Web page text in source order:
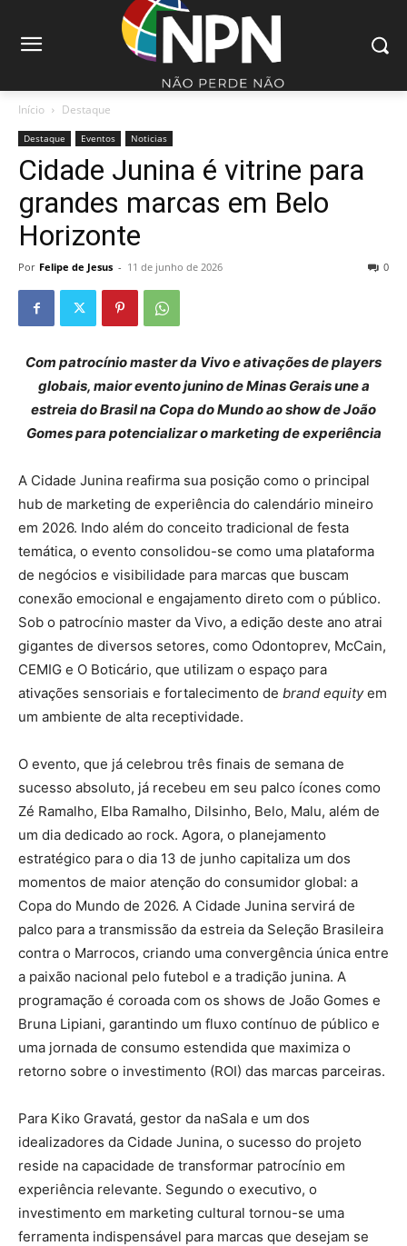
Início Destaque
Destaque Eventos Noticias
Cidade Junina é vitrine para
grandes marcas em Belo
Horizonte
Por Felipe de Jesus - 11 de junho de 2026 0
Com patrocínio master da Vivo e ativações de players
globais, maior evento junino de Minas Gerais une a
estreia do Brasil na Copa do Mundo ao show de João
Gomes para potencializar o marketing de experiência
A Cidade Junina reafirma sua posição como o principal
hub de marketing de experiência do calendário mineiro
em 2026. Indo além do conceito tradicional de festa
temática, o evento consolidou-se como uma plataforma
de negócios e visibilidade para marcas que buscam
conexão emocional e engajamento direto com o público.
Sob o patrocínio master da Vivo, a edição deste ano atrai
gigantes de diversos setores, como Odontoprev, McCain,
CEMIG e O Boticário, que utilizam o espaço para
ativações sensoriais e fortalecimento de brand equityem
um ambiente de alta receptividade.
O evento, que já celebrou três finais de semana de
sucesso absoluto, já recebeu em seu palco ícones como
Zé Ramalho, Elba Ramalho, Dilsinho, Belo, Malu, além de
um dia dedicado ao rock. Agora, o planejamento
estratégico para o dia 13 de junho capitaliza um dos
momentos de maior atenção do consumidor global: a
Copa do Mundo de 2026. A Cidade Junina servirá de
palco para a transmissão da estreia da Seleção Brasileira
contra o Marrocos, criando uma convergência única entre
a paixão nacional pelo futebol e a tradição junina. A
programação é coroada com os shows de João Gomes e
Bruna Lipiani, garantindo um fluxo contínuo de público e
uma jornada de consumo estendida que maximiza o
retorno sobre o investimento (ROI) das marcas parceiras.
Para Kiko Gravatá, gestor da naSala e um dos
idealizadores da Cidade Junina, o sucesso do projeto
reside na capacidade de transformar patrocínio em
experiência relevante. Segundo o executivo, o
investimento em marketing cultural tornou-se uma
ferramenta indispensável para marcas que desejam se